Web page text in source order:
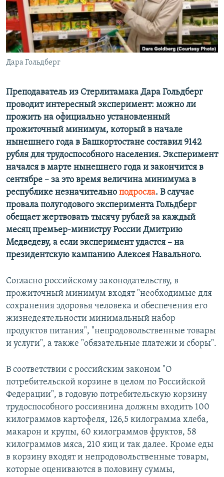
ПОБЕДИТЕЛЕЙ НЕ СУДЯТ?
КРЫМ.НЕПОКОРЕННЫЙ
ELIFBE
УКРАИНСКАЯ ПРОБЛЕМА КРЫМА
ПРИСОЕДИНЯЙТЕСЬ!
Дара Гольдберг
Преподаватель из Стерлитамака Дара Гольдберг
проводит интересный эксперимент: можно ли
прожить на официально установленный
прожиточный минимум, который в начале
нынешнего года в Башкортостане составил 9142
рубля для трудоспособного населения. Эксперимент
начался в марте нынешнего года и закончится в
сентябре – за это время величина минимума в
республике незначительно подросла. В случае
провала полугодового эксперимента Гольдберг
обещает жертвовать тысячу рублей за каждый
месяц премьер-министру России Дмитрию
Медведеву, а если эксперимент удастся – на
президентскую кампанию Алексея Навального.
Согласно российскому законодательству, в
прожиточный минимум входят "необходимые для
сохранения здоровья человека и обеспечения его
жизнедеятельности минимальный набор
продуктов питания", "непродовольственные товары
и услуги", а также "обязательные платежи и сборы".
В соответствии с российским законом "О
потребительской корзине в целом по Российской
Федерации", в годовую потребительскую корзину
трудоспособного россиянина должны входить 100
килограммов картофеля, 126,5 килограмма хлеба,
макарон и крупы, 60 килограммов фруктов, 58
килограммов мяса, 210 яиц и так далее. Кроме еды
в корзину входят и непродовольственные товары,
которые оцениваются в половину суммы,